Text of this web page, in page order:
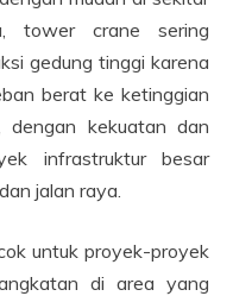
tower crane sering
gedung tinggi karena
berat ke ketinggian
dengan kekuatan dan
infrastruktur besar
jalan raya.
untuk proyek-proyek
di area yang